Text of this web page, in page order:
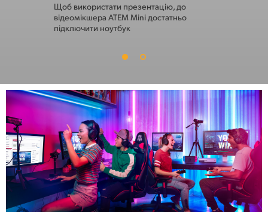
Щоб використати презентацію, до
відеомікшера ATEM Mini достатньо
підключити ноутбук